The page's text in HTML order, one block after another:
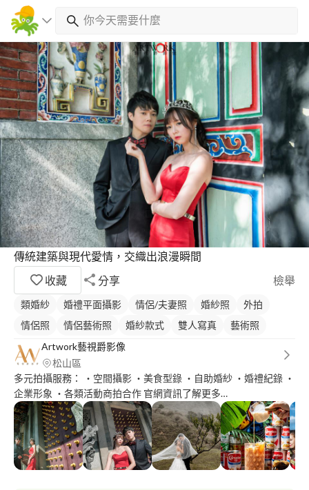
傳統建築與現代愛情，交織出浪漫瞬間
收藏
分享 檢舉
類婚紗 婚禮平面攝影 情侶/夫妻照 婚紗照
外拍
情侶照
情侶藝術照 婚紗款式 雙人寫真
藝術照
Artwork藝視爵影像
松山區
多元拍攝服務： ・空間攝影 ・美食型錄 ・自助婚紗 ・婚禮紀錄 ・
企業形象 ・各類活動商拍合作 官網資訊了解更多
https://wartwork.weebly.com 攝影規劃 老Ｋ 十五年拍攝經歷，多
元拍攝服務，秉持著以客為尊，專業、創新、藝術結合。 目前拍
攝過城市 澳門Macao 香港Hong Kong 沖繩Okinawa 舊金山San
Francisco 上海Shanghai 長灘島Boracay 廣西南寧Nanning 山東
Shandong 經歷： 薇薇新娘雜誌專題拍攝 ISPWP國際專業婚禮認